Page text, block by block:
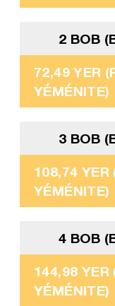
2 BOB
72,49 YER
YÉMÉNITE)
3 BOB
108,74 YER
YÉMÉNITE)
4 BOB
144,98 YER
YÉMÉNITE)